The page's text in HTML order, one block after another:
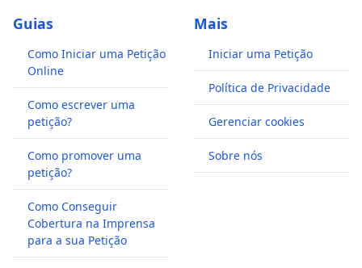
Guias
Como Iniciar uma Petição
Online
Como escrever uma
petição?
Como promover uma
petição?
Como Conseguir
Cobertura na Imprensa
para a sua Petição
Mais
Iniciar uma Petição
Política de Privacidade
Gerenciar cookies
Sobre nós